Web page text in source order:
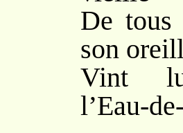
De tous
son
Vint
l’Eau-